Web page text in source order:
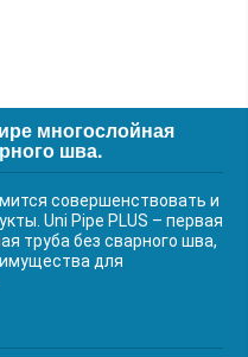
многослойная
шва.
совершенствовать и
Uni Pipe PLUS – первая
труба без сварного шва,
для